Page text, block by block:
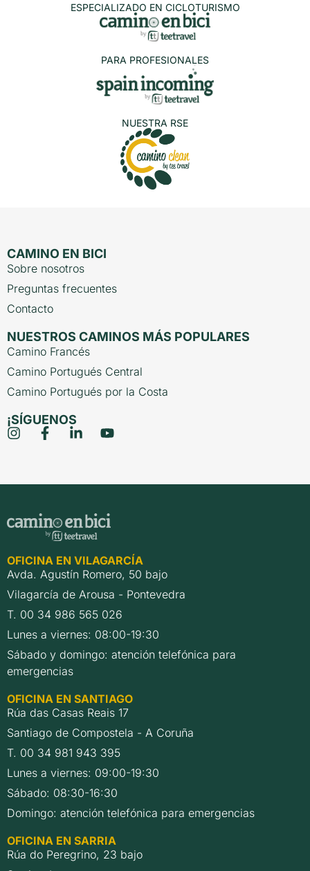
ESPECIALIZADO EN CICLOTURISMO
PARA PROFESIONALES
NUESTRA RSE
CAMINO EN BICI
Sobre nosotros
Preguntas frecuentes
Contacto
NUESTROS CAMINOS MÁS POPULARES
Camino Francés
Camino Portugués Central
Camino Portugués por la Costa
¡SÍGUENOS
OFICINA EN VILAGARCÍA
Avda. Agustín Romero, 50 bajo
Vilagarcía de Arousa - Pontevedra
T. 00 34 986 565 026
Lunes a viernes: 08:00-19:30
Sábado y domingo: atención telefónica para
emergencias
OFICINA EN SANTIAGO
Rúa das Casas Reais 17
Santiago de Compostela - A Coruña
T. 00 34 981 943 395
Lunes a viernes: 09:00-19:30
Sábado: 08:30-16:30
Domingo: atención telefónica para emergencias
OFICINA EN SARRIA
Rúa do Peregrino, 23 bajo